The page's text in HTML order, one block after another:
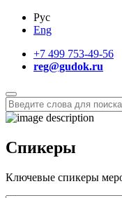
Рус
Eng
+7 499 753-49-56
reg@gudok.ru
Спикеры
Ключевые спикеры